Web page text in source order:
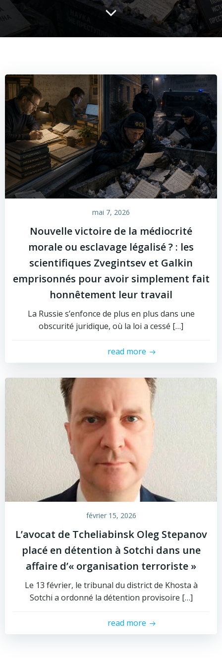
mai 7, 2026
Nouvelle victoire de la médiocrité
morale ou esclavage légalisé ? : les
scientifiques Zvegintsev et Galkin
emprisonnés pour avoir simplement fait
honnêtement leur travail
La Russie s’enfonce de plus en plus dans une
obscurité juridique, où la loi a cessé […]
read more
février 15, 2026
L’avocat de Tcheliabinsk Oleg Stepanov
placé en détention à Sotchi dans une
affaire d’« organisation terroriste »
Le 13 février, le tribunal du district de Khosta à
Sotchi a ordonné la détention provisoire […]
read more